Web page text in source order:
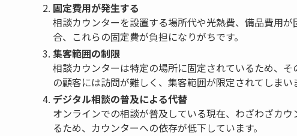
固定費用が発生する
相談カウンターを設置する場所代や光熱費、備品費用
合、これらの固定費が負担になりがちです。
集客範囲の制限
相談カウンターは特定の場所に固定されているため、
の顧客には訪問が難しく、集客範囲が限定されてしまい
デジタル相談の普及による代替
オンラインでの相談が普及している現在、わざわざカ
るため、カウンターへの依存が低下しています。